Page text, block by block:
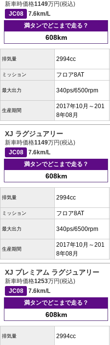
新車時価格1149万円(税込)
JC08
7.6km/L
満タンでどこまで走る？
608km
排気量 2994cc
ミッション フロア8AT
最大出力 340ps/6500rpm
生産期間
2017年10月～201
8年08月
XJ ラグジュアリー
新車時価格1149万円(税込)
JC08
7.6km/L
満タンでどこまで走る？
608km
排気量 2994cc
ミッション フロア8AT
最大出力 340ps/6500rpm
生産期間
2017年10月～201
8年08月
XJ プレミアム ラグジュアリー
新車時価格1253万円(税込)
JC08
7.6km/L
満タンでどこまで走る？
608km
排気量 2994cc